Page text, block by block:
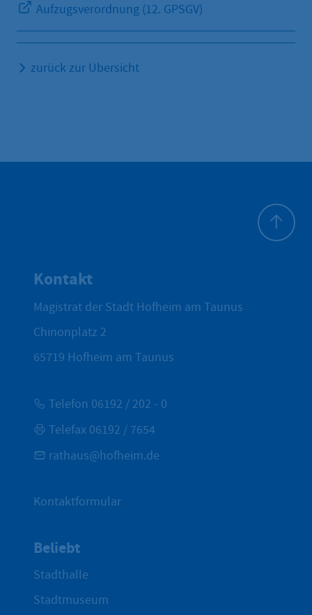
Aufzugsverordnung (12. GPSGV)
zurück zur Übersicht
Kontakt
Magistrat der Stadt Hofheim am Taunus
Chinonplatz 2
65719 Hofheim am Taunus
Telefon 06192 / 202 - 0
Telefax 06192 / 7654
rathaus@hofheim.de
Kontaktformular
Beliebt
Stadthalle
Stadtmuseum